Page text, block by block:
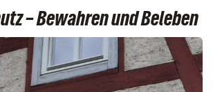
– Bewahren und Beleben